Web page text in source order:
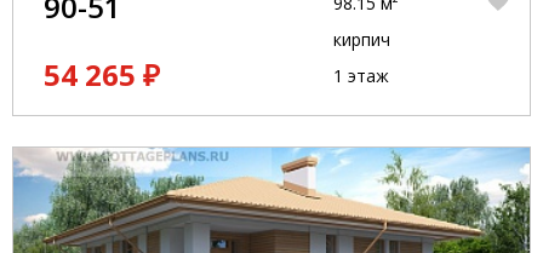
54 265 ₽
кирпич
1 этаж